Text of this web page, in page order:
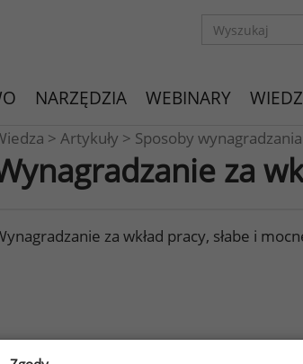
NARZĘDZIA WEBINARY
> Artykuły > Sposoby wynagradzania
za
za wkład pracy, słabe i